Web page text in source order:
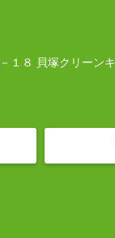
１８ 貝塚クリーン